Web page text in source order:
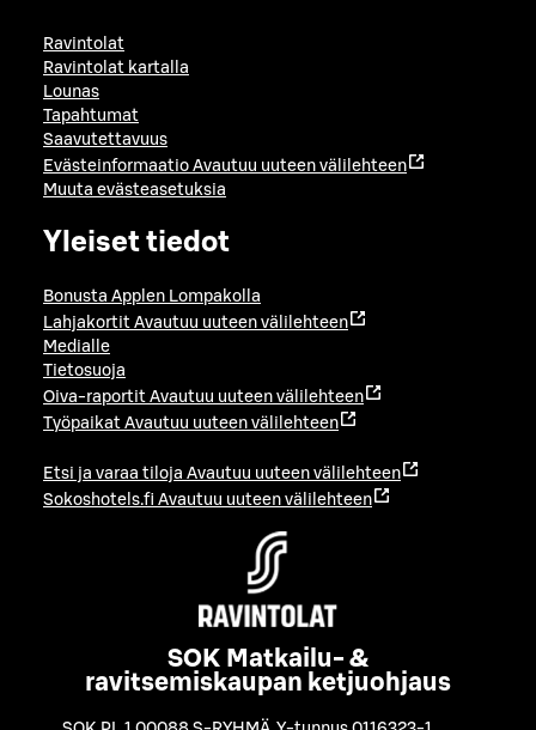
Ravintolat
Ravintolat kartalla
Lounas
Tapahtumat
Saavutettavuus
Evästeinformaatio Avautuu uuteen välilehteen
Muuta evästeasetuksia
Yleiset tiedot
Bonusta Applen Lompakolla
Lahjakortit Avautuu uuteen välilehteen
Medialle
Tietosuoja
Oiva-raportit Avautuu uuteen välilehteen
Työpaikat Avautuu uuteen välilehteen
Etsi ja varaa tiloja Avautuu uuteen välilehteen
Sokoshotels.fi Avautuu uuteen välilehteen
SOK Matkailu- &
ravitsemiskaupan ketjuohjaus